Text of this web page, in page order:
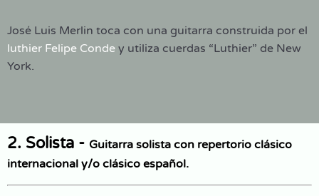
José Luis Merlin toca con una guitarra construida por el
luthier Felipe Conde y utiliza cuerdas “Luthier” de New
York.
2. Solista - Guitarra solista con repertorio clásico
internacional y/o clásico español.